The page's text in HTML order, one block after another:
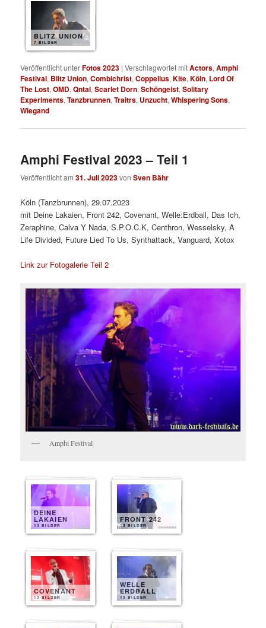
BLITZ UNION
7 BILDER
Veröffentlicht unterFotos 2023 |Verschlagwortet mitActors,Amphi
Festival, Blitz Union,Combichrist,Coppelius,Kite,Köln, Lord Of
The Lost,OMD,Qntal,Scarlet Dorn,Schöngeist,Solitary
Experiments,Tanzbrunnen,Traitrs, Unzucht,Whispering Sons,
Wiegand
Amphi Festival 2023 – Teil 1
Veröffentlicht am31. Juli 2023vonSven Bähr
Köln (Tanzbrunnen), 29.07.2023
mit Deine Lakaien, Front 242, Covenant, Welle:Erdball, Das Ich,
Zeraphine, Calva Y Nada, S.P.O.C.K, Centhron, Wesselsky, A
Life Divided, Future Lied To Us, Synthattack, Vanguard, Xotox
Link zur Fotogalerie Teil 2
Amphi Festival
DEINE
LAKAIEN
13 BILDER
FRONT 242
13 BILDER
COVENANT
13 BILDER
WELLE
ERDBALL
13 BILDER